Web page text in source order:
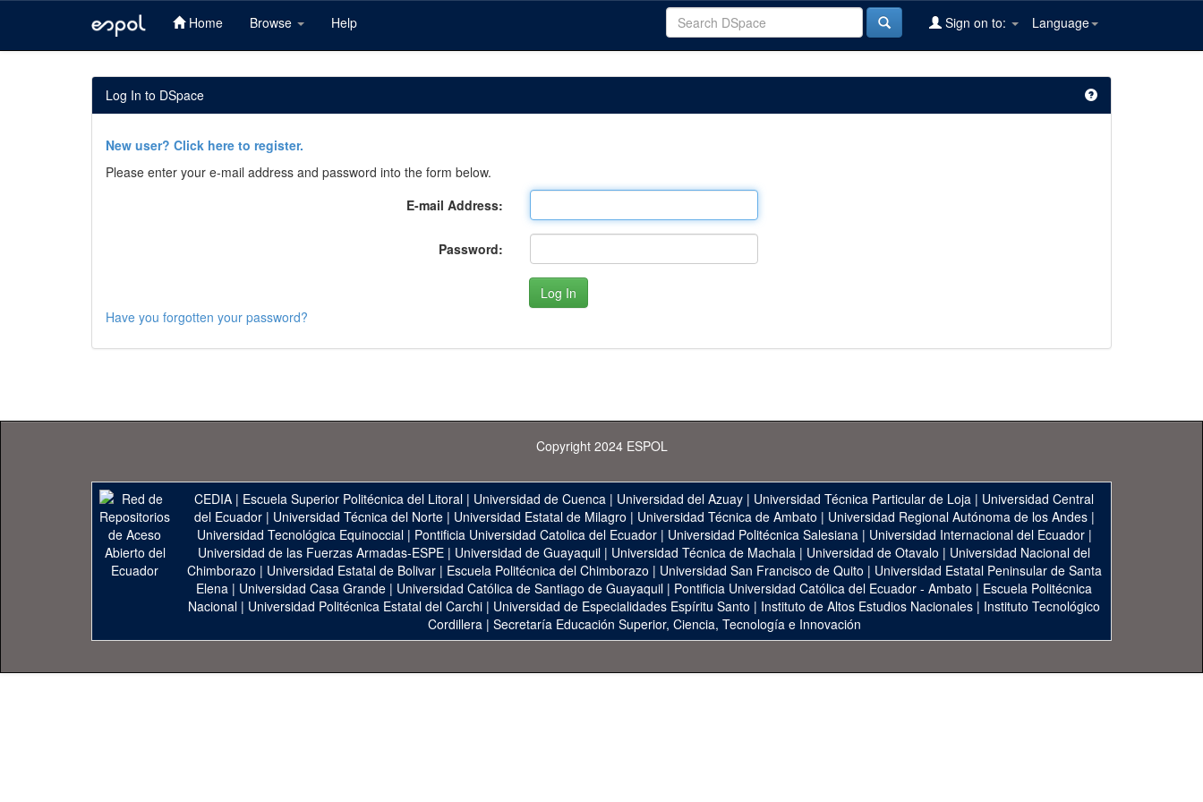
Home Browse Help Language
Sign on to:
Log In to DSpace
New user? Click here to register.
Please enter your e-mail address and password into the form below.
E-mail Address:
Password:
Have you forgotten your password?
Copyright 2024 ESPOL
CEDIA | Escuela Superior Politécnica del Litoral | Universidad de Cuenca | Universidad del Azuay | Universidad Técnica Particular de Loja | Universidad Central
del Ecuador| Universidad Técnica del Norte| Universidad Estatal de Milagro | Universidad Técnica de Ambato | Universidad Regional Autónoma de los Andes|
Universidad Tecnológica Equinoccial| Pontificia Universidad Catolica del Ecuador| Universidad Politécnica Salesiana| Universidad Internacional del Ecuador|
Universidad de las Fuerzas Armadas-ESPE | Universidad de Guayaquil | Universidad Técnica de Machala | Universidad de Otavalo | Universidad Nacional del
Chimborazo | Universidad Estatal de Bolivar| Escuela Politécnica del Chimborazo | Universidad San Francisco de Quito | Universidad Estatal Peninsular de Santa
Elena | Universidad Casa Grande | Universidad Católica de Santiago de Guayaquil | Pontificia Universidad Católica del Ecuador - Ambato | Escuela Politécnica
Nacional | Universidad Politécnica Estatal del Carchi | Universidad de Especialidades Espíritu Santo | Instituto de Altos Estudios Nacionales | Instituto Tecnológico
Cordillera| Secretaría Educación Superior, Ciencia, Tecnología e Innovación